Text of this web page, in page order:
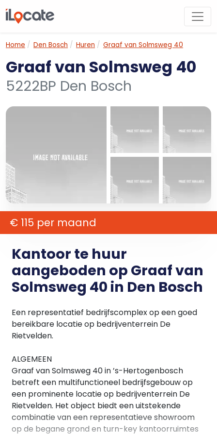
Home Den Bosch Huren Graaf van Solmsweg 40
Graaf van Solmsweg 40
5222BP Den Bosch
€ 115 per maand
Kantoor te huur
aangeboden op Graaf van
Solmsweg 40 in Den Bosch
Een representatief bedrijfscomplex op een goed
bereikbare locatie op bedrijventerrein De
Rietvelden.
ALGEMEEN
Graaf van Solmsweg 40 in ’s-Hertogenbosch
betreft een multifunctioneel bedrijfsgebouw op
een prominente locatie op bedrijventerrein De
Rietvelden. Het object biedt een uitstekende
combinatie van een representatieve showroom
op de begane grond en turn-key kantoorruimtes